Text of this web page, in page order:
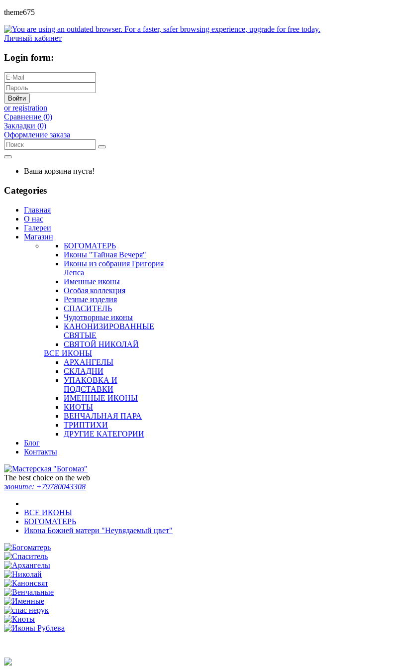
theme675
Личный кабинет
Login form:
Войти
or registration
Сравнение (0)
Закладки (0)
Оформление заказа
Ваша корзина пуста!
Categories
Главная
О нас
Галереи
Магазин
БОГОМАТЕРЬ
Иконы "Тайная Вечеря"
Иконы из собрания Григория
Лепса
Именные иконы
Особая коллекция
Резные изделия
СПАСИТЕЛЬ
Чудотворные иконы
КАНОНИЗИРОВАННЫЕ
СВЯТЫЕ
СВЯТОЙ НИКОЛАЙ
ВСЕ ИКОНЫ
АРХАНГЕЛЫ
СКЛАДНИ
УПАКОВКА И
ПОДСТАВКИ
ИМЕННЫЕ ИКОНЫ
КИОТЫ
ВЕНЧАЛЬНАЯ ПАРА
ТРИПТИХИ
ДРУГИЕ КАТЕГОРИИ
Блог
Контакты
The best choice on the web
звоните: +79780043308
ВСЕ ИКОНЫ
БОГОМАТЕРЬ
Икона Божией матери "Неувядаемый цвет"